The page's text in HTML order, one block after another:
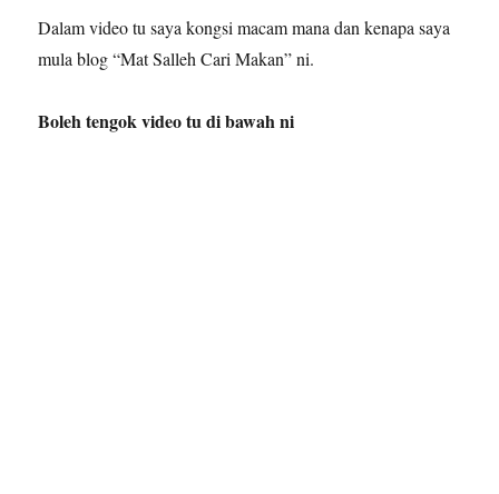
Dalam video tu saya kongsi macam mana dan kenapa saya
mula blog “Mat Salleh Cari Makan” ni.
Boleh tengok video tu di bawah ni